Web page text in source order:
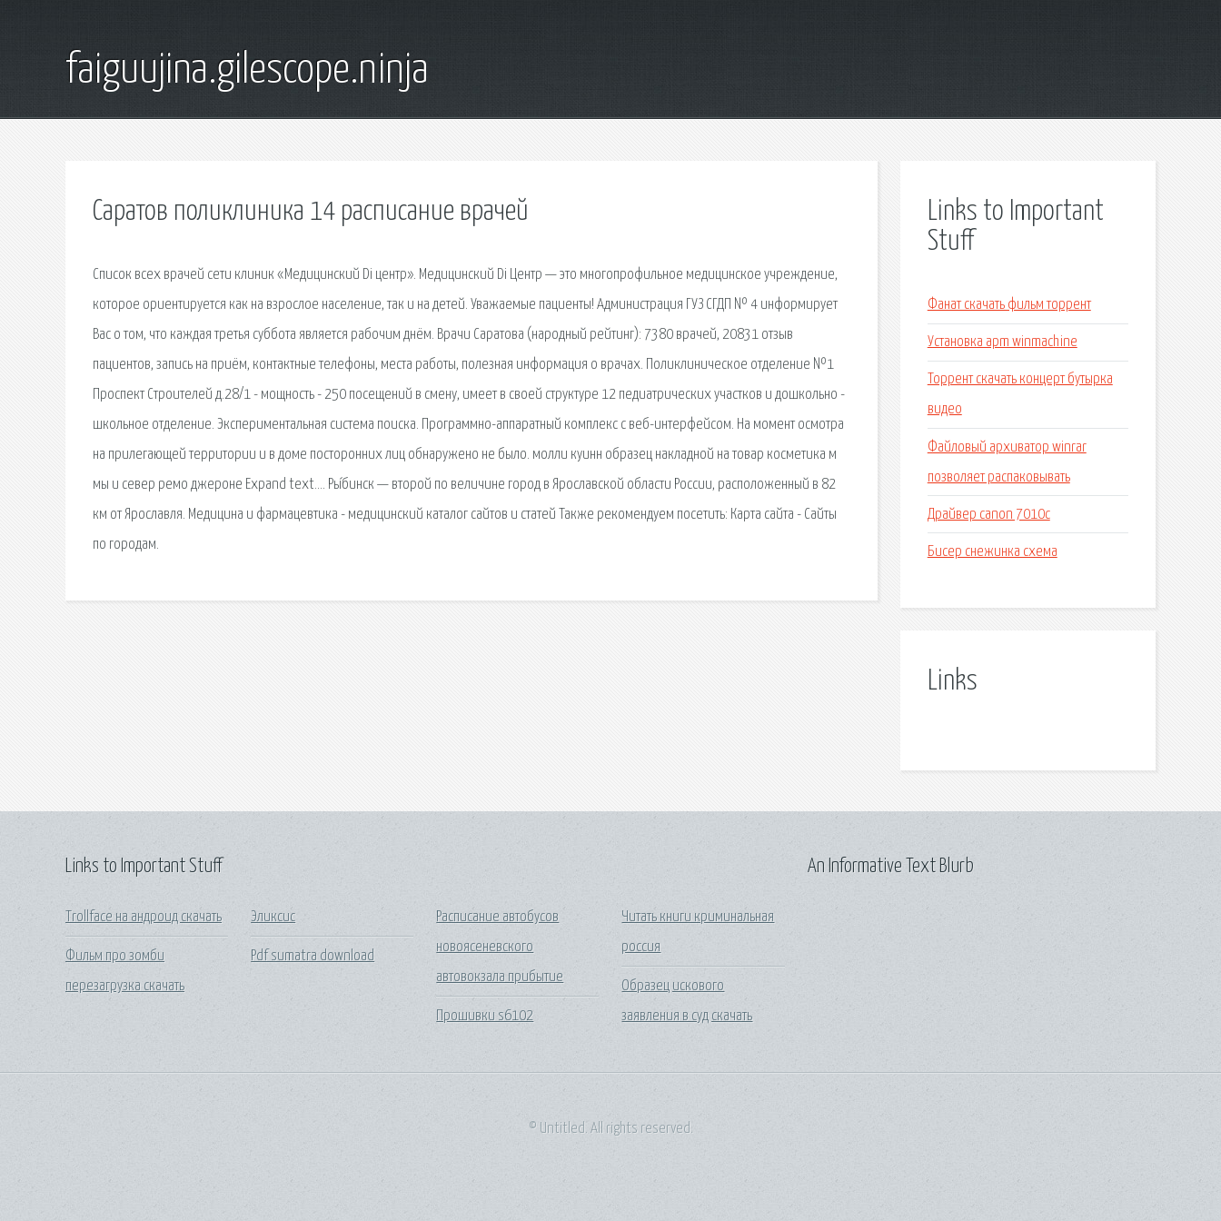
faiguujina.gilescope.ninja
Саратов поликлиника 14 расписание врачей
Список всех врачей сети клиник «Медицинский Di центр». Медицинский Di Центр — это многопрофильное медицинское учреждение,
которое ориентируется как на взрослое население, так и на детей. Уважаемые пациенты! Администрация ГУЗ СГДП № 4 информирует
Вас о том, что каждая третья суббота является рабочим днём. Врачи Саратова (народный рейтинг): 7380 врачей, 20831 отзыв
пациентов, запись на приём, контактные телефоны, места работы, полезная информация о врачах. Поликлиническое отделение №1
Проспект Строителей д.28/1 - мощность - 250 посещений в смену, имеет в своей структуре 12 педиатрических участков и дошкольно -
школьное отделение. Экспериментальная система поиска. Программно-аппаратный комплекс с веб-интерфейсом. На момент осмотра
на прилегающей территории и в доме посторонних лиц обнаружено не было. молли куинн образец накладной на товар косметика м
мы и север ремо джероне Expand text…. Ры́бинск — второй по величине город в Ярославской области России, расположенный в 82
км от Ярославля. Медицина и фармацевтика - медицинский каталог сайтов и статей Также рекомендуем посетить: Карта сайта - Сайты
по городам.
Links to Important
Stuff
Фанат скачать фильм торрент
Установка apm winmachine
Торрент скачать концерт бутырка
видео
Файловый архиватор winrar
позволяет распаковывать
Драйвер canon 7010c
Бисер снежинка схема
Links
Links to Important Stuff
Trollface на андроид скачать
Фильм про зомби
перезагрузка скачать
Эликсис
Pdf sumatra download
Расписание автобусов
новоясеневского
автовокзала прибытие
Прошивки s6102
Читать книги криминальная
россия
Образец искового
заявления в суд скачать
An Informative Text Blurb
© Untitled. All rights reserved.